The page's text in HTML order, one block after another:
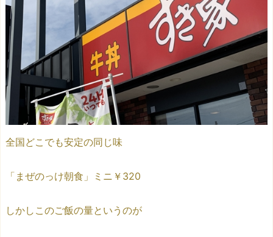
全国どこでも安定の同じ味
「まぜのっけ朝食」ミニ￥320
しかしこのご飯の量というのが